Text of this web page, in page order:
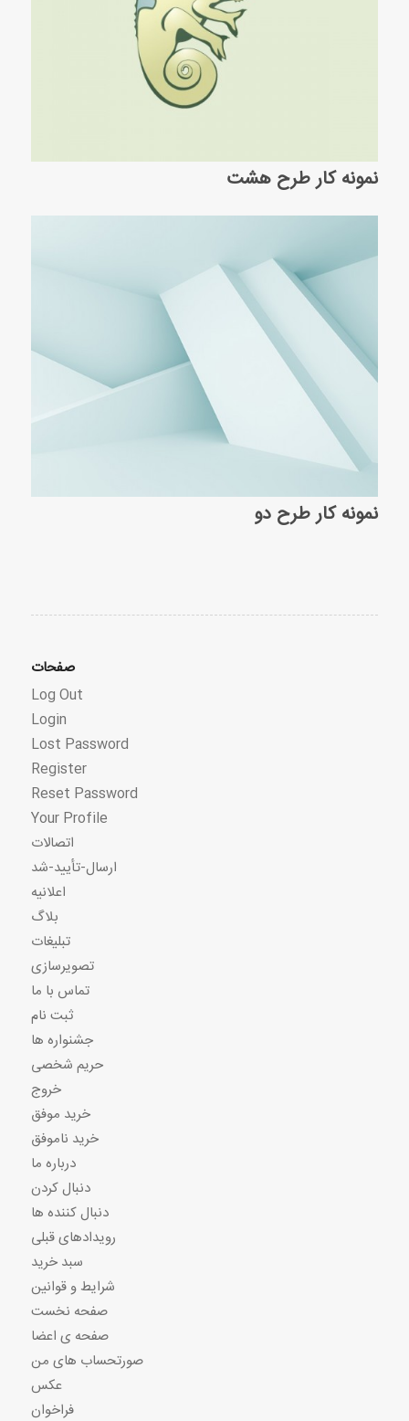
نمونه کار طرح هشت
نمونه کار طرح دو
صفحات
Log Out
Login
Lost Password
Register
Reset Password
Your Profile
اتصالات
ارسال-تأیید-شد
اعلانیه
بلاگ
تبلیغات
تصویرسازی
تماس با ما
ثبت نام
جشنواره ها
حریم شخصی
خروج
خرید موفق
خرید ناموفق
درباره ما
دنبال کردن
دنبال کننده ها
رویدادهای قبلی
سبد خرید
شرایط و قوانین
صفحه نخست
صفحه ی اعضا
صورتحساب های من
عکس
فراخوان